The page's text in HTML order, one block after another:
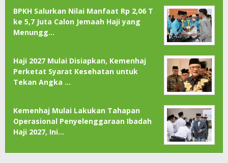
BPKH Salurkan Nilai Manfaat Rp 2,06 T
ke 5,7 Juta Calon Jemaah Haji yang
Menungg…
Haji 2027 Mulai Disiapkan, Kemenhaj
Perketat Syarat Kesehatan untuk
Tekan Angka …
Kemenhaj Mulai Lakukan Tahapan
Operasional Penyelenggaraan Ibadah
Haji 2027, Ini…